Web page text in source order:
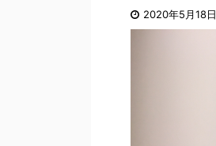
2020年5月18日